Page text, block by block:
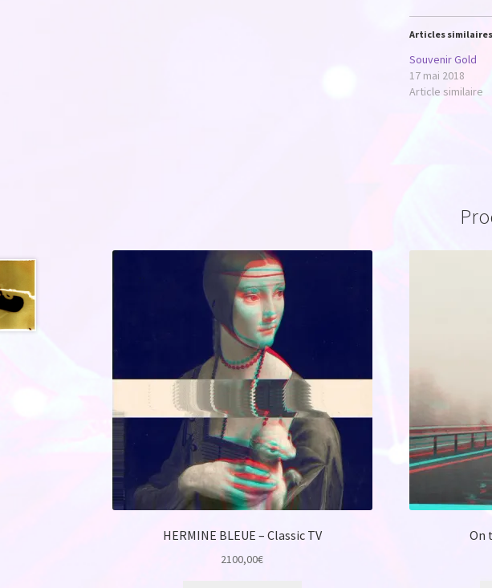
Articles similaires
Souvenir Gold
17 mai 2018
Article similaire
HERMINE BLEUE – Classic TV
2100,00€
On